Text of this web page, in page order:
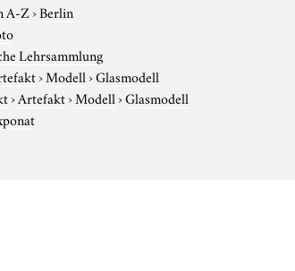
A-Z›Berlin
Lehrsammlung
›Modell›Glasmodell
›Artefakt›Modell›Glasmodell